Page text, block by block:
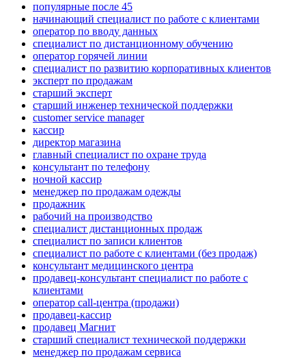
популярные после 45
начинающий специалист по работе с клиентами
оператор по вводу данных
специалист по дистанционному обучению
оператор горячей линии
специалист по развитию корпоративных клиентов
эксперт по продажам
старший эксперт
старший инженер технической поддержки
customer service manager
кассир
директор магазина
главный специалист по охране труда
консультант по телефону
ночной кассир
менеджер по продажам одежды
продажник
рабочий на производство
специалист дистанционных продаж
специалист по записи клиентов
специалист по работе с клиентами (без продаж)
консультант медицинского центра
продавец-консультант специалист по работе с
клиентами
оператор call-центра (продажи)
продавец-кассир
продавец Магнит
старший специалист технической поддержки
менеджер по продажам сервиса